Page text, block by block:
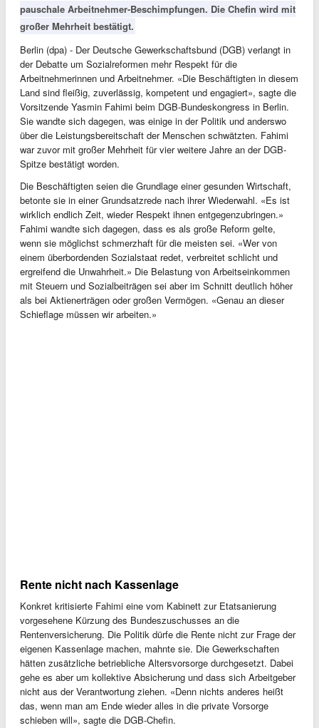
pauschale Arbeitnehmer-Beschimpfungen. Die Chefin wird mit
großer Mehrheit bestätigt.
Berlin (dpa) - Der Deutsche Gewerkschaftsbund (DGB) verlangt in
der Debatte um Sozialreformen mehr Respekt für die
Arbeitnehmerinnen und Arbeitnehmer. «Die Beschäftigten in diesem
Land sind fleißig, zuverlässig, kompetent und engagiert», sagte die
Vorsitzende Yasmin Fahimi beim DGB-Bundeskongress in Berlin.
Sie wandte sich dagegen, was einige in der Politik und anderswo
über die Leistungsbereitschaft der Menschen schwätzten. Fahimi
war zuvor mit großer Mehrheit für vier weitere Jahre an der DGB-
Spitze bestätigt worden.
Die Beschäftigten seien die Grundlage einer gesunden Wirtschaft,
betonte sie in einer Grundsatzrede nach ihrer Wiederwahl. «Es ist
wirklich endlich Zeit, wieder Respekt ihnen entgegenzubringen.»
Fahimi wandte sich dagegen, dass es als große Reform gelte,
wenn sie möglichst schmerzhaft für die meisten sei. «Wer von
einem überbordenden Sozialstaat redet, verbreitet schlicht und
ergreifend die Unwahrheit.» Die Belastung von Arbeitseinkommen
mit Steuern und Sozialbeiträgen sei aber im Schnitt deutlich höher
als bei Aktienerträgen oder großen Vermögen. «Genau an dieser
Schieflage müssen wir arbeiten.»
Rente nicht nach Kassenlage
Konkret kritisierte Fahimi eine vom Kabinett zur Etatsanierung
vorgesehene Kürzung des Bundeszuschusses an die
Rentenversicherung. Die Politik dürfe die Rente nicht zur Frage der
eigenen Kassenlage machen, mahnte sie. Die Gewerkschaften
hätten zusätzliche betriebliche Altersvorsorge durchgesetzt. Dabei
gehe es aber um kollektive Absicherung und dass sich Arbeitgeber
nicht aus der Verantwortung ziehen. «Denn nichts anderes heißt
das, wenn man am Ende wieder alles in die private Vorsorge
schieben will», sagte die DGB-Chefin.